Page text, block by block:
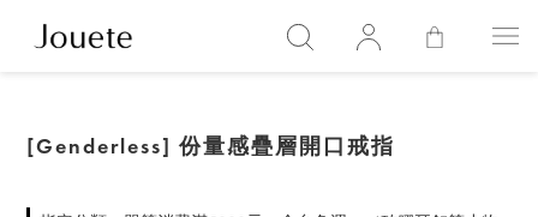
[Genderless] 份量感疊層開口戒指